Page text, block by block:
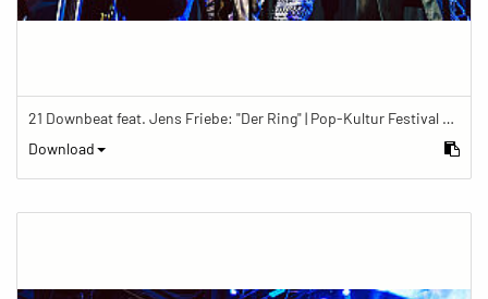
21 Downbeat feat. Jens Friebe: "Der Ring" | Pop-Kultur Festival 2019
Download